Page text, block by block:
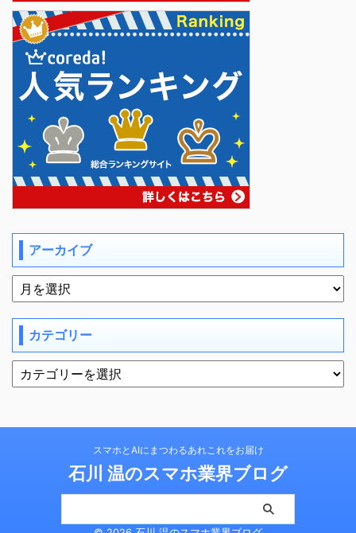
アーカイブ
カテゴリー
スマホとAIにまつわるあれこれをお届け
石川 温のスマホ業界ブログ